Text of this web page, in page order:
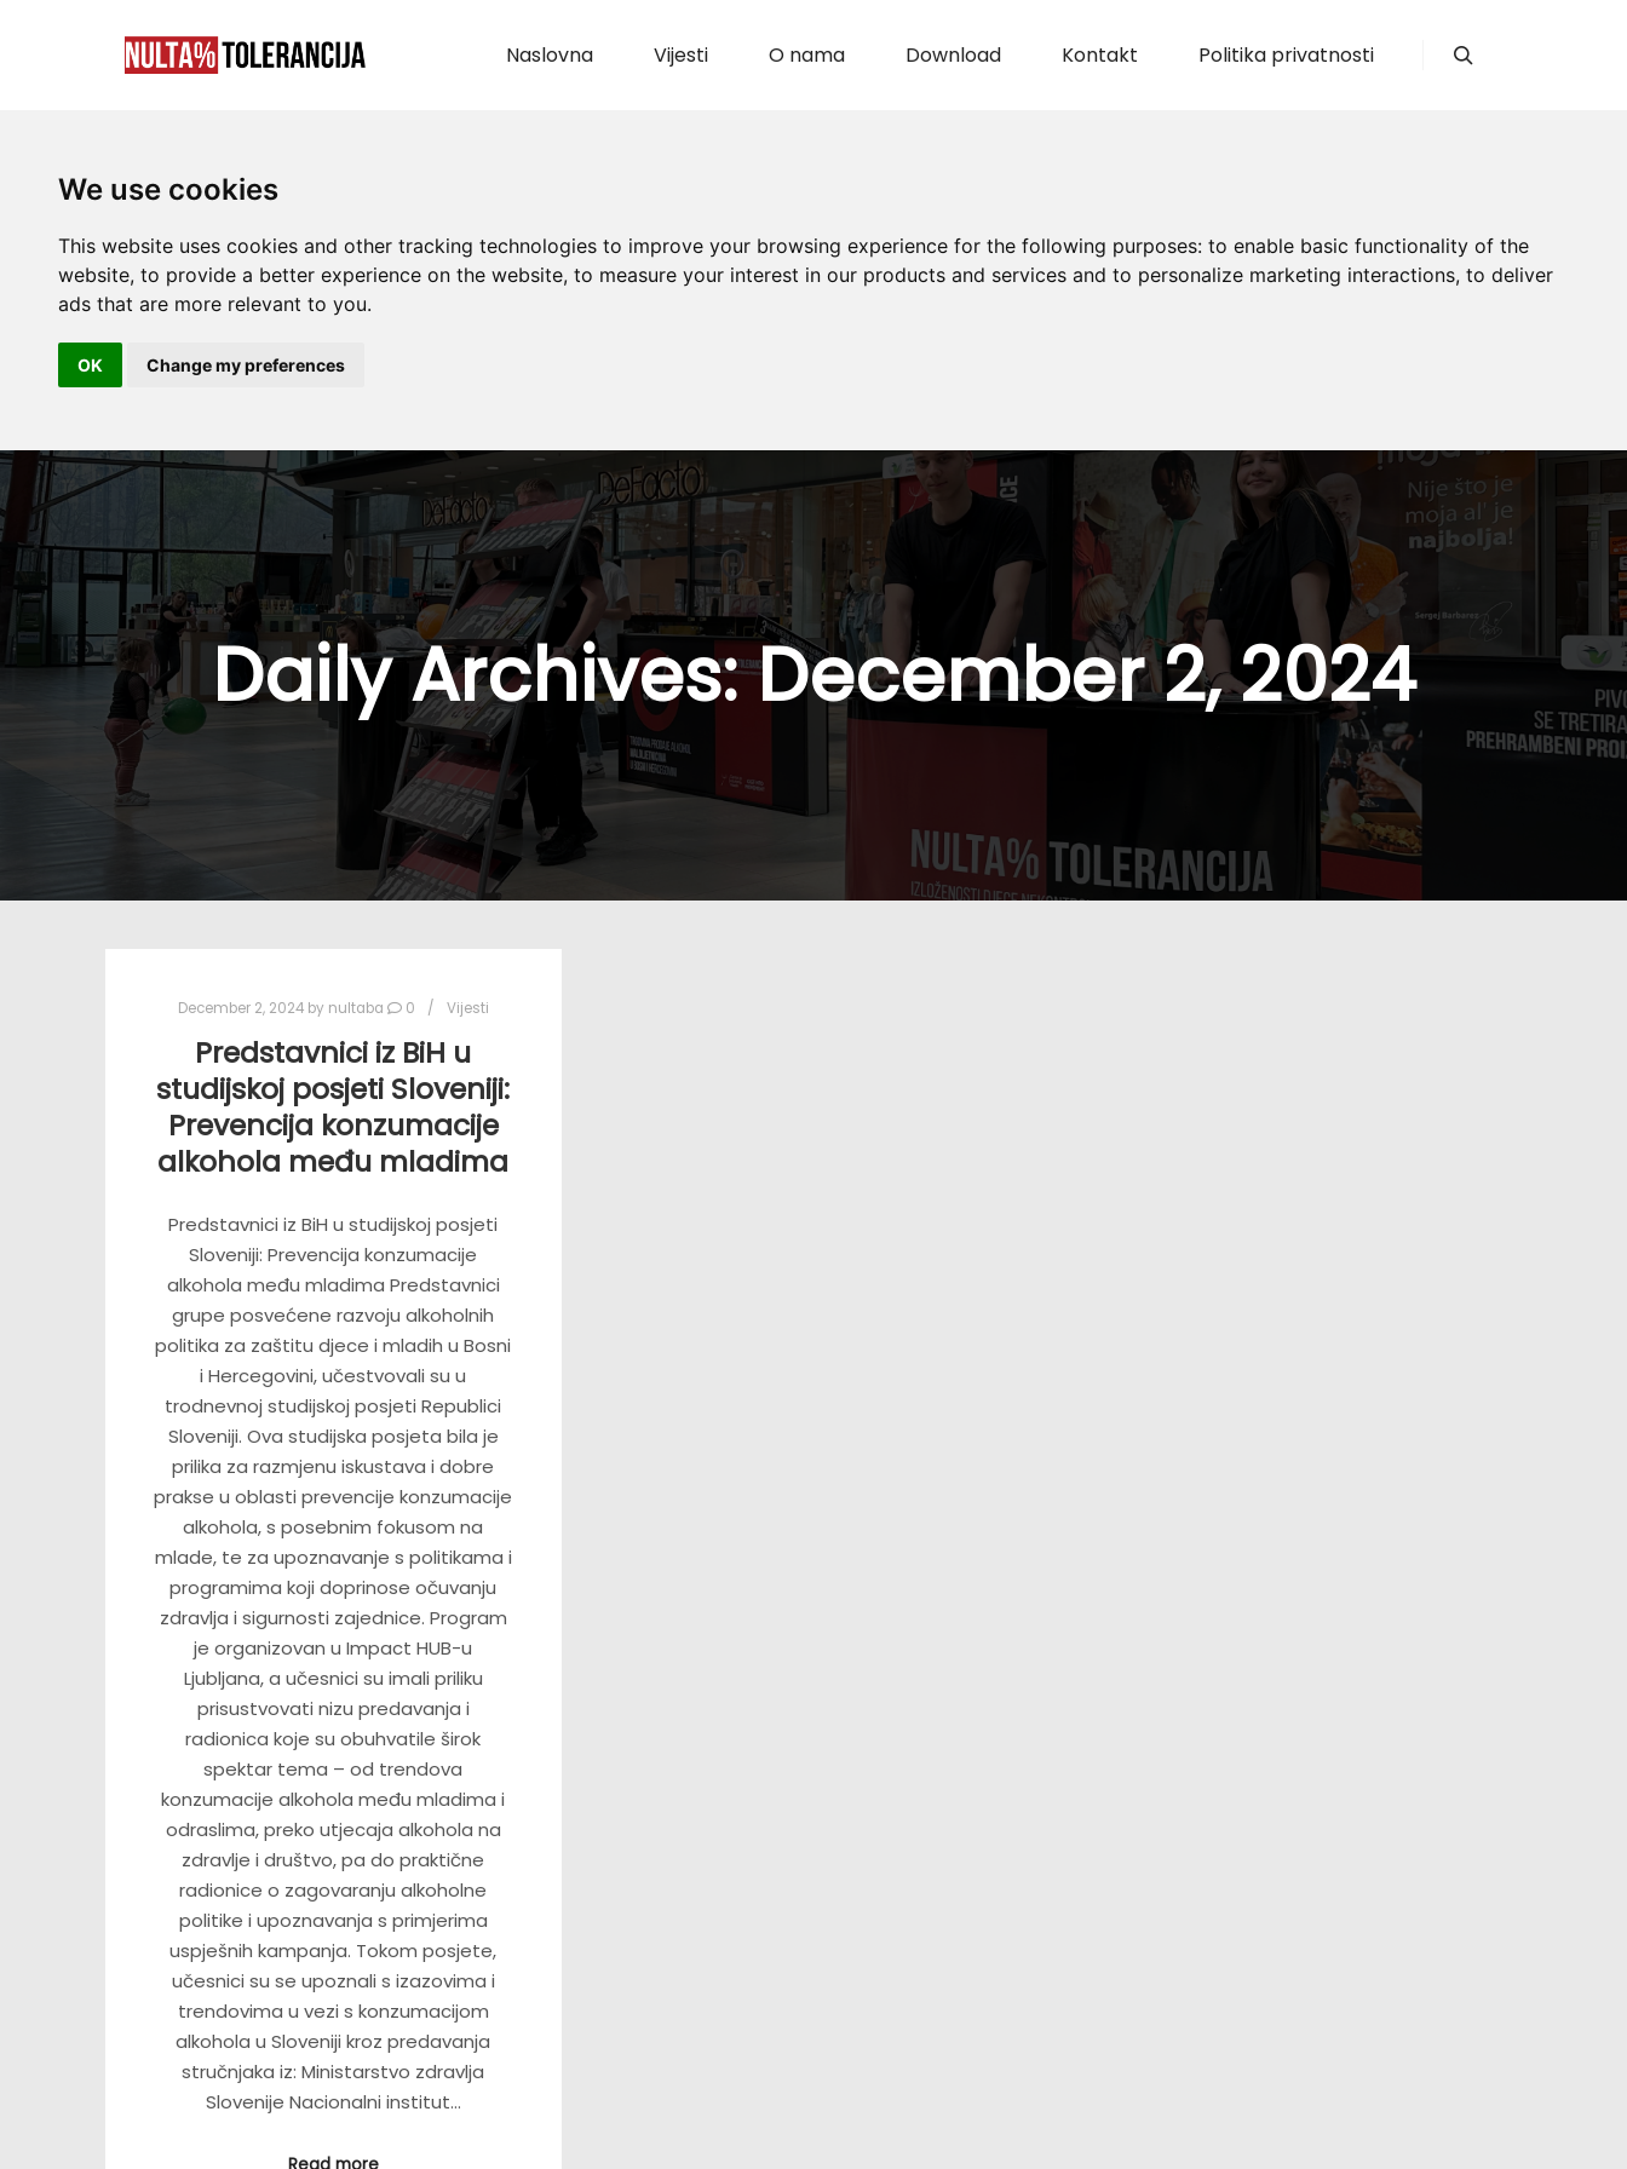
We use cookies
This website uses cookies and other tracking technologies to improve your browsing experience for the following purposes: to enable basic functionality of the
website, to provide a better experience on the website, to measure your interest in our products and services and to personalize marketing interactions, to deliver
ads that are more relevant to you.
OK Change my preferences
Naslovna Vijesti O nama Download Kontakt Politika privatnosti
Daily Archives:December 2, 2024
December 2, 2024by nultaba 0 Vijesti
Predstavnici iz BiH u
studijskoj posjeti Sloveniji:
Prevencija konzumacije
alkohola među mladima
Predstavnici iz BiH u studijskoj posjeti
Sloveniji: Prevencija konzumacije
alkohola među mladima Predstavnici
grupe posvećene razvoju alkoholnih
politika za zaštitu djece i mladih u Bosni
i Hercegovini, učestvovali su u
trodnevnoj studijskoj posjeti Republici
Sloveniji. Ova studijska posjeta bila je
prilika za razmjenu iskustava i dobre
prakse u oblasti prevencije konzumacije
alkohola, s posebnim fokusom na
mlade, te za upoznavanje s politikama i
programima koji doprinose očuvanju
zdravlja i sigurnosti zajednice. Program
je organizovan u Impact HUB-u
Ljubljana, a učesnici su imali priliku
prisustvovati nizu predavanja i
radionica koje su obuhvatile širok
spektar tema – od trendova
konzumacije alkohola među mladima i
odraslima, preko utjecaja alkohola na
zdravlje i društvo, pa do praktične
radionice o zagovaranju alkoholne
politike i upoznavanja s primjerima
uspješnih kampanja. Tokom posjete,
učesnici su se upoznali s izazovima i
trendovima u vezi s konzumacijom
alkohola u Sloveniji kroz predavanja
stručnjaka iz: Ministarstvo zdravlja
Slovenije Nacionalni institut…